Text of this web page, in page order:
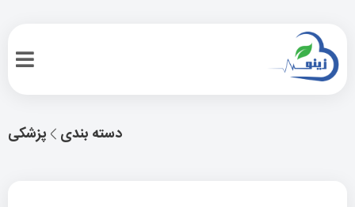
پزشکی دسته بندی